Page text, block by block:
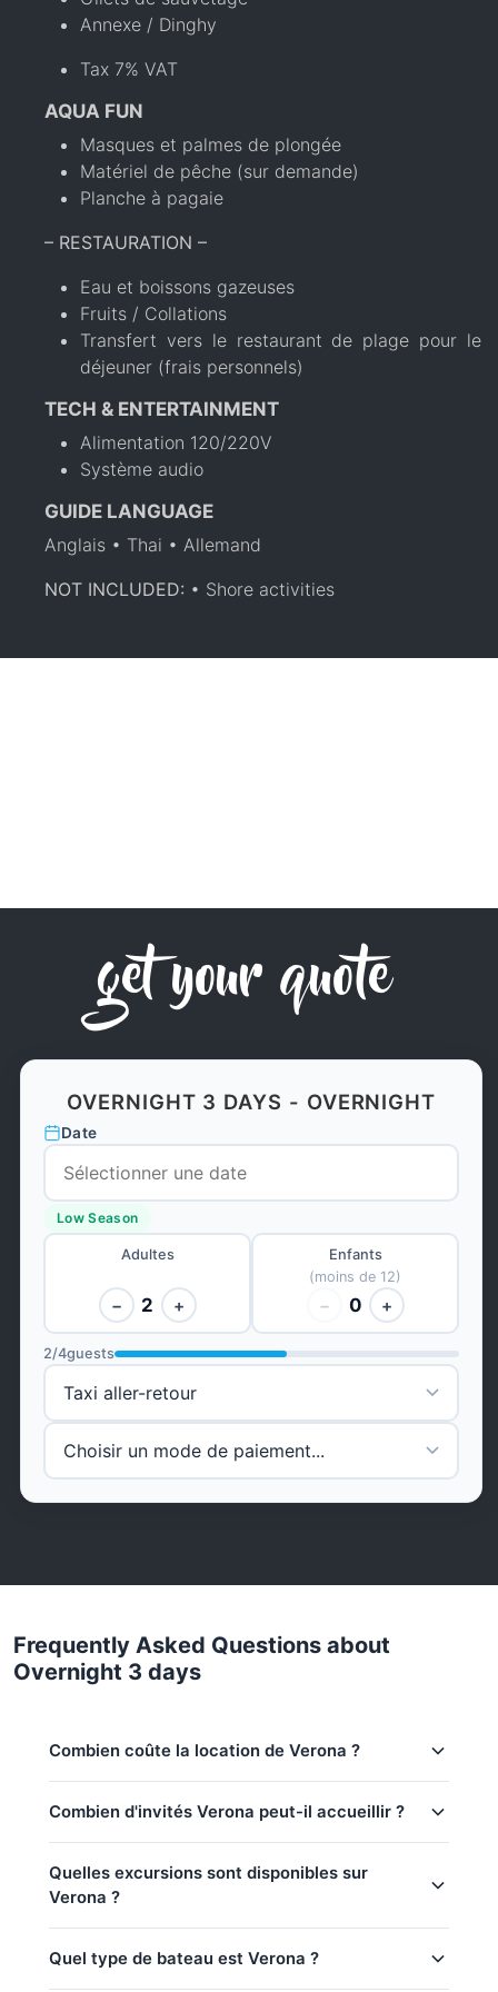
Annexe / Dinghy
Tax 7% VAT
AQUA FUN
Masques et palmes de plongée
Matériel de pêche (sur demande)
Planche à pagaie
– RESTAURATION –
Eau et boissons gazeuses
Fruits / Collations
Transfert vers le restaurant de plage pour le
déjeuner (frais personnels)
TECH & ENTERTAINMENT
Alimentation 120/220V
Système audio
GUIDE LANGUAGE
Anglais • Thai • Allemand
NOT INCLUDED: • Shore activities
get your quote
OVERNIGHT 3 DAYS - OVERNIGHT
Date
Low Season
Adultes
− 2 +
Enfants
(moins de 12)
− 0 +
2/4guests
Frequently Asked Questions about
Overnight 3 days
Combien coûte la location de Verona ?
Basse saison (mai–oct):94,200 THB
Saison régulière:98,900 THB
Haute saison:
Combien d'invités Verona peut-il accueillir ?
Quelles excursions sont disponibles sur
Verona ?
Full-day cruise (7h)
Quel type de bateau est Verona ?